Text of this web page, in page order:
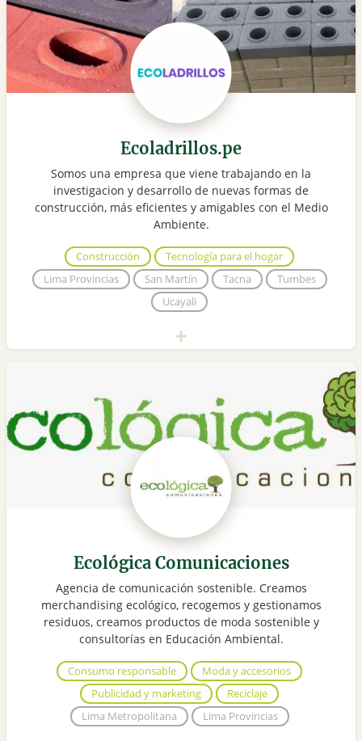
Ecoladrillos.pe
Somos una empresa que viene trabajando en la
investigacion y desarrollo de nuevas formas de
construcción, más eficientes y amigables con el Medio
Ambiente.
Construcción
Tecnología para el hogar
Lima Provincias
San Martín Tacna
Tumbes
Ucayali
Ecológica Comunicaciones
Agencia de comunicación sostenible. Creamos
merchandising ecológico, recogemos y gestionamos
residuos, creamos productos de moda sostenible y
consultorías en Educación Ambiental.
Consumo responsable
Moda y accesorios
Publicidad y marketing
Reciclaje
Lima Metropolitana
Lima Provincias